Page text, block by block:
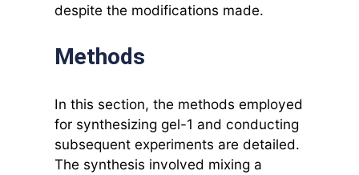
despite the modifications made.
Methods
In this section, the methods employed
for synthesizing gel-1 and conducting
subsequent experiments are detailed.
The synthesis involved mixing a